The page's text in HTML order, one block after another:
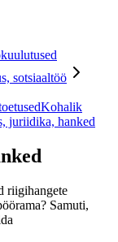
sotsiaaltöö
Kohalik
juriidika, hanked
riigihangete
Samuti,